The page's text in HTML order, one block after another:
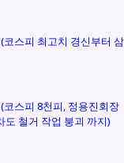
코스피 최고치 경신부터 삼
코스피 8천피, 정용진회장
도 철거 작업 붕괴 까지)